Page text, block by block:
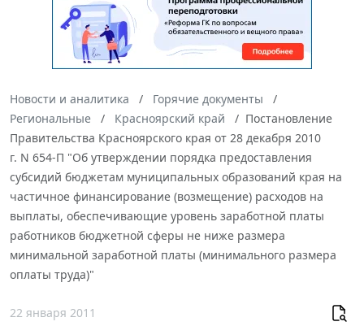
Новости и аналитика
Горячие документы
Региональные
Красноярский край
Постановление
Правительства Красноярского края от 28 декабря 2010
г. N 654-П "Об утверждении порядка предоставления
субсидий бюджетам муниципальных образований края на
частичное финансирование (возмещение) расходов на
выплаты, обеспечивающие уровень заработной платы
работников бюджетной сферы не ниже размера
минимальной заработной платы (минимального размера
оплаты труда)"
22 января 2011